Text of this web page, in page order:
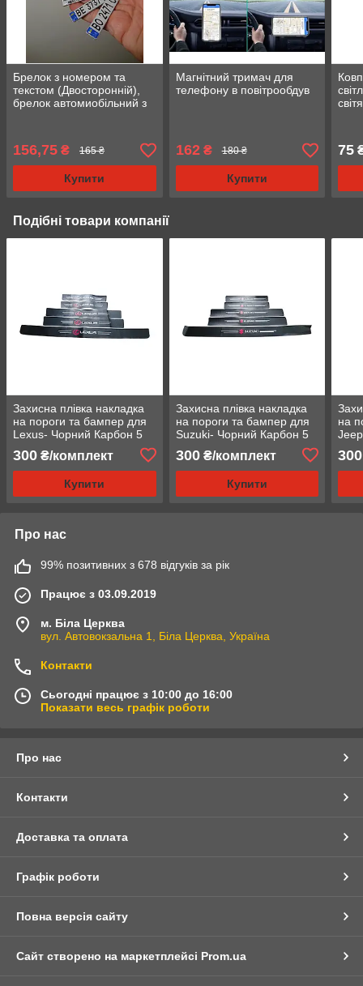
Брелок з номером та
текстом (Двосторонній),
брелок автомиобільний з
156,75 ₴ 165 ₴
Купити
Магнітний тримач для
телефону в повітрообдув
162₴ 180 ₴
Купити
75
Подібні товари компанії
Захисна плівка накладка
на пороги та бампер для
Lexus- Чорний Карбон 5
300 ₴/комплект
Купити
Захисна плівка накладка
на пороги та бампер для
Suzuki- Чорний Карбон 5
300₴/комплект
Купити
на
300
Про нас
99% позитивних з 678 відгуків за рік
Працює з 03.09.2019
м. Біла Церква
вул. Автовокзальна 1, Біла Церква, Україна
Контакти
Сьогодні працює з 10:00 до 16:00
Показати весь графік роботи
Про нас
Контакти
Доставка та оплата
Графік роботи
Повна версія сайту
Сайт створено на маркетплейсі Prom.ua